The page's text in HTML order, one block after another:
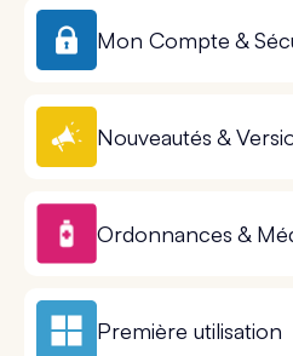
Mon Compte &
Nouveautés &
Ordonnances &
Première utilisation